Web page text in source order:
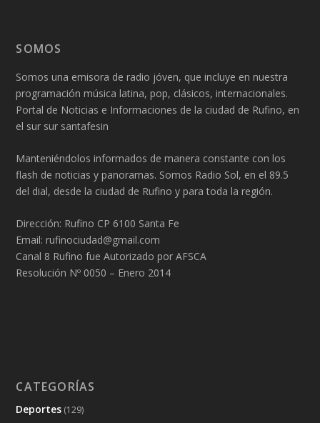
SOMOS
Somos una emisora de radio jóven, que incluye en nuestra
programación música latina, pop, clásicos, internacionales.
Portal de Noticias e Informaciones de la ciudad de Rufino, en
el sur sur santafesin
Manteniéndolos informados de manera constante con los
flash de noticias y panoramas. Somos Radio Sol, en el 89.5
del dial, desde la ciudad de Rufino y para toda la región.
Dirección: Rufino CP 6100 Santa Fe
Email: rufinociudad@gmail.com
Canal 8 Rufino fue Autorizado por AFSCA
Resolución Nº 0050 – Enero 2014
CATEGORÍAS
Deportes (129)